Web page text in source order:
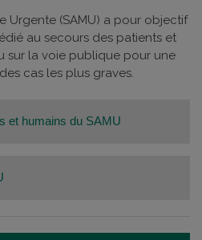
Urgente (SAMU) a pour objectif
au secours des patients et
sur la voie publique pour une
cas les plus graves.
et humains du SAMU